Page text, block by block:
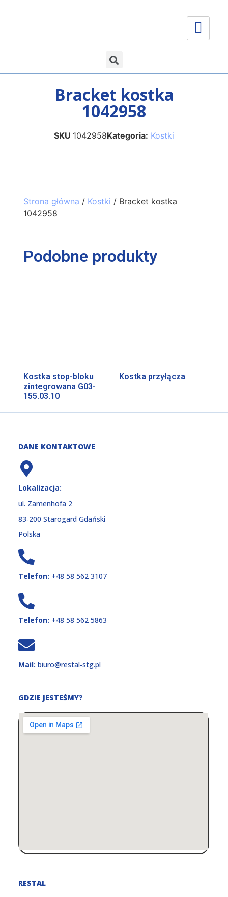
Bracket kostka
1042958
SKU 1042958Kategoria: Kostki
Strona główna / Kostki / Bracket kostka
1042958
Podobne produkty
Kostka stop-bloku
zintegrowana G03-
155.03.10
Kostka przyłącza
DANE KONTAKTOWE
Lokalizacja:
ul. Zamenhofa 2
83‑200 Starogard Gdański
Polska
Telefon: +48 58 562 3107
Telefon: +48 58 562 5863
Mail: biuro@restal‑stg.pl
GDZIE JESTEŚMY?
RESTAL